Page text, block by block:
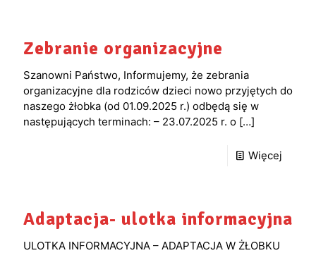
Zebranie organizacyjne
Szanowni Państwo, Informujemy, że zebrania
organizacyjne dla rodziców dzieci nowo przyjętych do
naszego żłobka (od 01.09.2025 r.) odbędą się w
następujących terminach: – 23.07.2025 r. o […]
Więcej
Adaptacja- ulotka informacyjna
ULOTKA INFORMACYJNA – ADAPTACJA W ŻŁOBKU